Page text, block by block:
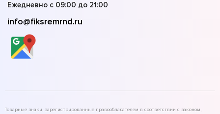
Ежедневно с 09:00 до 21:00
info@fiksremrnd.ru
Товарные знаки, зарегистрированные правообладателем в соответствии с законом,